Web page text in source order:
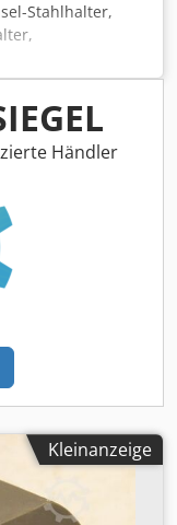
Stahlhalter,
-Bohrung:
Fotos
106/H85 mm -
Händler
Kleinanzeige